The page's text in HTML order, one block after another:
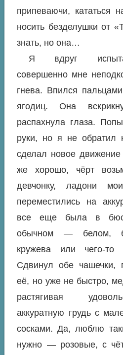
припеваючи, кататься
носить безделушки от
знать, но она…
Я вдруг
совершенно мне
гнева. Впился
ягодиц. Она
распахнула глаза.
руки, но я не обратил
сделал новое
же хорошо, чёрт
девчонку, ладони
переместились на
все еще была в
обычном — белом,
кружева или чего-то
Сдвинул обе чашечки,
её, но уже не быстро,
растягивая
аккуратную грудь с
сосками. Да, люблю
нужно — розовые, с